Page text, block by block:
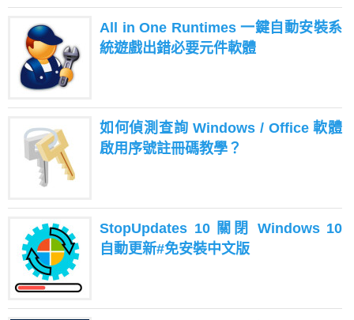
All in One Runtimes 一鍵自動安裝系
統遊戲出錯必要元件軟體
如何偵測查詢 Windows / Office 軟體
啟用序號註冊碼教學？
StopUpdates 10 關閉 Windows 10
自動更新#免安裝中文版